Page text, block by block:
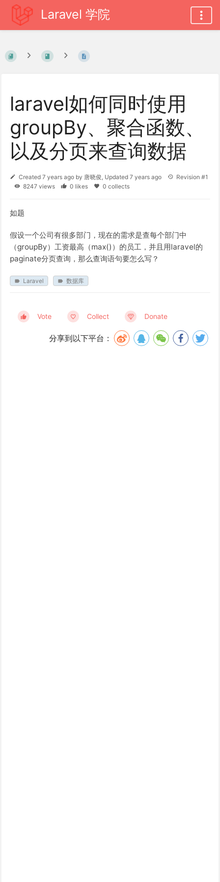
Laravel 学院
laravel如何同时使用
groupBy、聚合函数、
以及分页来查询数据
Created 7 years ago by 唐晓俊, Updated 7 years ago
Revision #1
8247 views
0 likes 0 collects
如题
假设一个公司有很多部门，现在的需求是查每个部门中
（groupBy）工资最高（max()）的员工，并且用laravel的
paginate分页查询，那么查询语句要怎么写？
Laravel 数据库
Vote Collect Donate
分享到以下平台：